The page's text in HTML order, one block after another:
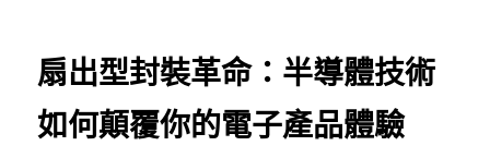
扇出型封裝革命：半導體技術
如何顛覆你的電子產品體驗